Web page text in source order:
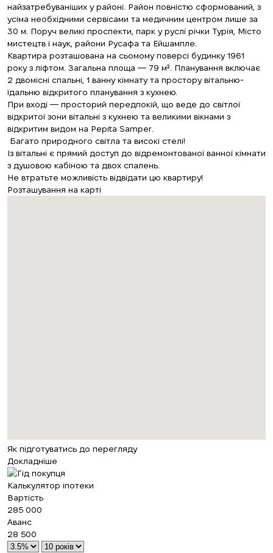
найзатребуваніших у районі. Район повністю сформований, з
усіма необхідними сервісами та медичним центром лише за
30 м. Поруч великі проспекти, парк у руслі річки Турія, Місто
мистецтв і наук, райони Русафа та Ейшампле.
Квартира розташована на сьомому поверсі будинку 1961
року з ліфтом. Загальна площа — 79 м². Планування включає
2 двомісні спальні, 1 ванну кімнату та простору вітальню-
їдальню відкритого планування з кухнею.
При вході — просторий передпокій, що веде до світлої
відкритої зони вітальні з кухнею та великими вікнами з
відкритим видом на Pepita Samper.
Багато природного світла та високі стелі!
Із вітальні є прямий доступ до відремонтованої ванної кімнати
з душовою кабіною та двох спалень.
Не втратьте можливість відвідати цю квартиру!
Розташування на карті
Як підготуватись до перегляду
Докладніше
Калькулятор іпотеки
Вартість
285 000
Аванс
28 500